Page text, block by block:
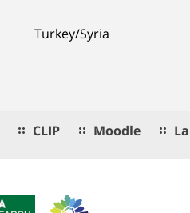
Turkey/Syria
CLIP Moodle